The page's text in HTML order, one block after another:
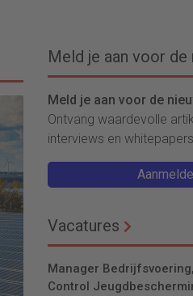
Meld je aan voor
Meld je aan voor de
Ontvang waardevolle
interviews en
Vacatures
Manager
Control